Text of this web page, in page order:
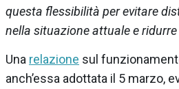
questa flessibilità per evitare
nella situazione attuale e
Una relazione sul
anch’essa adottata il 5 marzo,